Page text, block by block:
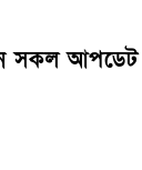
সকল আপডেট